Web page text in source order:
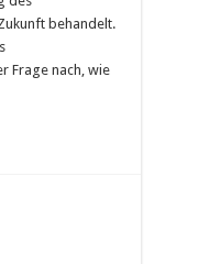
behandelt.
Frage nach, wie